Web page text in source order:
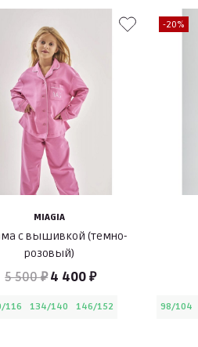
MIAGIA
с вышивкой (темно-
розовый)
5 500 ₽4 400 ₽
116 134/140 146/152
-20%
98/104